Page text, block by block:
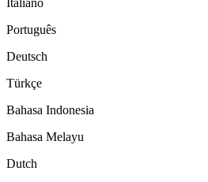
Português
Deutsch
Türkçe
Bahasa Indonesia
Bahasa Melayu
Dutch